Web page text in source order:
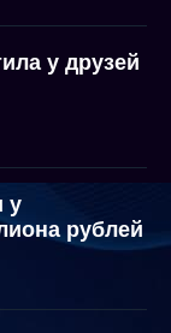
у друзей
у
рублей